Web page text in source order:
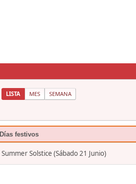
LISTA MES SEMANA
Días festivos
Summer Solstice (Sábado 21 Junio)